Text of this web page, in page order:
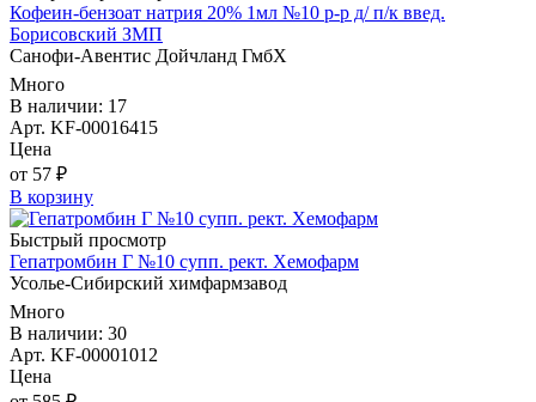
Кофеин-бензоат натрия 20% 1мл №10 р-р д/ п/к введ.
Борисовский ЗМП
Санофи-Авентис Дойчланд ГмбХ
Много
В наличии: 17
Арт. KF-00016415
Цена
от 57 ₽
В корзину
Быстрый просмотр
Гепатромбин Г №10 супп. рект. Хемофарм
Усолье-Сибирский химфармзавод
Много
В наличии: 30
Арт. KF-00001012
Цена